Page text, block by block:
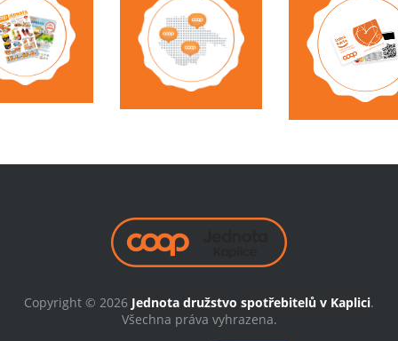
Copyright © 2026 Jednota družstvo spotřebitelů v Kaplici.
Všechna práva vyhrazena.